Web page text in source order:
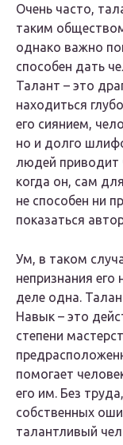
Очень часто,
таким
однако важно
способен дать
Талант – это
находиться
его сиянием,
но и долго
людей приводит
когда он, сам
не способен ни
показаться
Ум, в таком
непризнания
деле одна.
Навык – это
степени
помогает
его им. Без
собственных
талантливый